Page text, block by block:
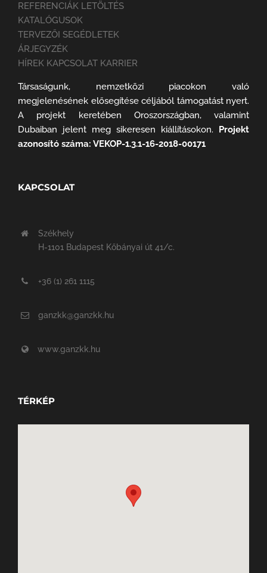
REFERENCIÁK LETÖLTÉS
KATALÓGUSOK
TERVEZŐI SEGÉDLETEK
ÁRJEGYZÉK
HÍREK KAPCSOLAT KARRIER
Társaságunk, nemzetközi piacokon való
megjelenésének elősegítése céljából támogatást nyert.
A projekt keretében Oroszországban, valamint
Dubaiban jelent meg sikeresen kiállításokon. Projekt
azonosító száma: VEKOP-1.3.1-16-2018-00171
KAPCSOLAT
Székhely
H-1101 Budapest Kőbányai út 41/c.
+36 (1) 261 1115
ganzkk@ganzkk.hu
www.ganzkk.hu
TÉRKÉP